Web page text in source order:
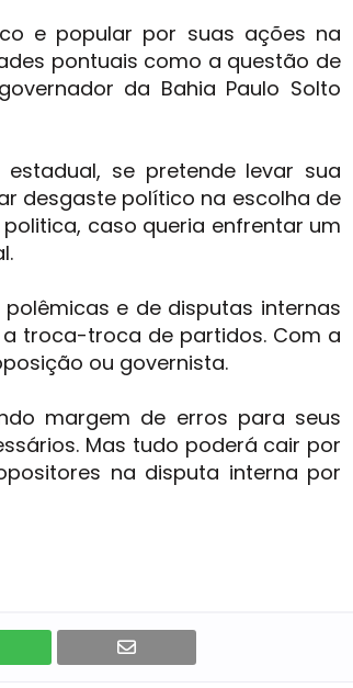
e popular por suas ações na
pontuais como a questão de
da Bahia Paulo Solto
se pretende levar sua
desgaste político na escolha de
caso queria enfrentar um
e de disputas internas
troca-troca de partidos. Com a
ou governista.
margem de erros para seus
Mas tudo poderá cair por
na disputa interna por